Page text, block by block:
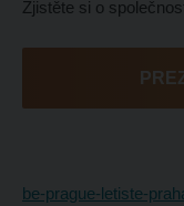
Zjistěte si o
be-prague-letiste-